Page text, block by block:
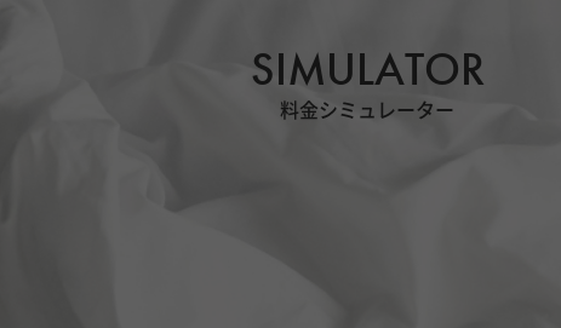
SIMULATOR
料金シミュレーター